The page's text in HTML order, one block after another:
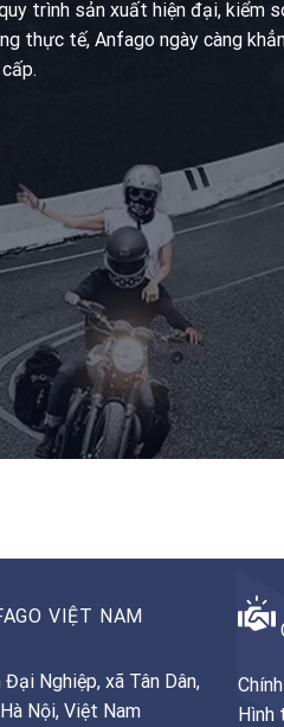
trình sản xuất hiện đại, kiểm
thực tế, Anfago ngày càng
VIỆT NAM
Nghiệp, xã Tân Dân,
Nội, Việt Nam
Hình